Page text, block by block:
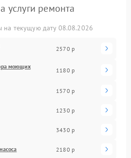
услуги ремонта
на текущую дату 08.08.2026
2570 р
моющих
1180 р
1570 р
1230 р
3430 р
2180 р